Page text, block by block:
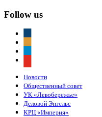
Follow us
Новости
Общественный совет
УК «Левобережье»
Деловой Энгельс
КРЦ «Империя»